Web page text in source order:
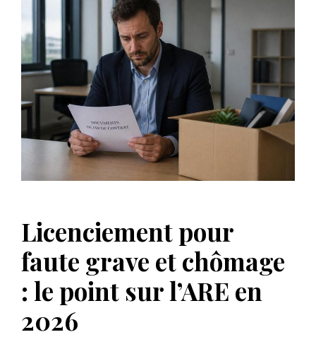
Licenciement pour
faute grave et chômage
: le point sur l’ARE en
2026